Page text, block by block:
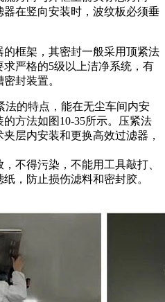
在竖向安装时，波纹板必须垂
框架，其密封一般采用顶紧法
严格的5级以上洁净系统，有
封装置。
法的特点，能在无尘车间内安
方法如图10-35所示。压紧法
层内安装和更换高效过滤器，
不得污染，不能用工具敲打、
，防止损伤滤料和密封胶。